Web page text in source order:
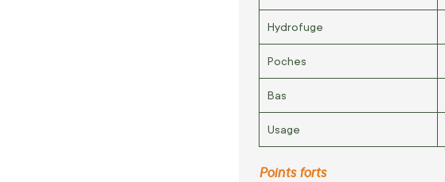
Hydrofuge
Poches
Bas
Usage
Points forts